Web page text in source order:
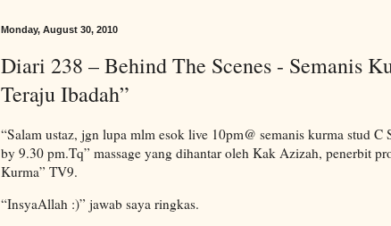
Monday, August 30, 2010
Diari 238 – Behind The Scenes - Semanis
Teraju Ibadah”
“Salam ustaz, jgn lupa mlm esok live 10pm@ semanis kurma stud C
by 9.30 pm.Tq” massage yang dihantar oleh Kak Azizah, penerbit
Kurma” TV9.
“InsyaAllah :)” jawab saya ringkas.